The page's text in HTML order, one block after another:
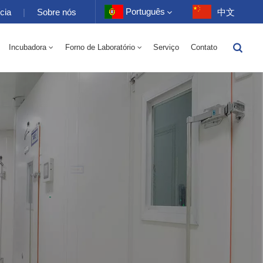
| Sobre nós Português
Français
Português
中文
Incubadora Forno de Laboratório Serviço Contato